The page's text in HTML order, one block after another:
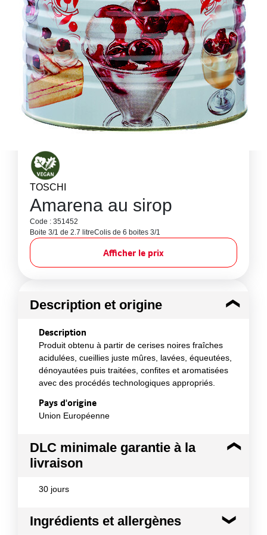
TOSCHI
Amarena au sirop
Code : 351452
Boite 3/1 de 2.7 litreColis de 6 boites 3/1
Afficher le prix
Description et origine
Description
Produit obtenu à partir de cerises noires fraîches
acidulées, cueillies juste mûres, lavées, équeutées,
dénoyautées puis traitées, confites et aromatisées
avec des procédés technologiques appropriés.
Pays d'origine
Union Européenne
DLC minimale garantie à la
livraison
30 jours
Ingrédients et allergènes